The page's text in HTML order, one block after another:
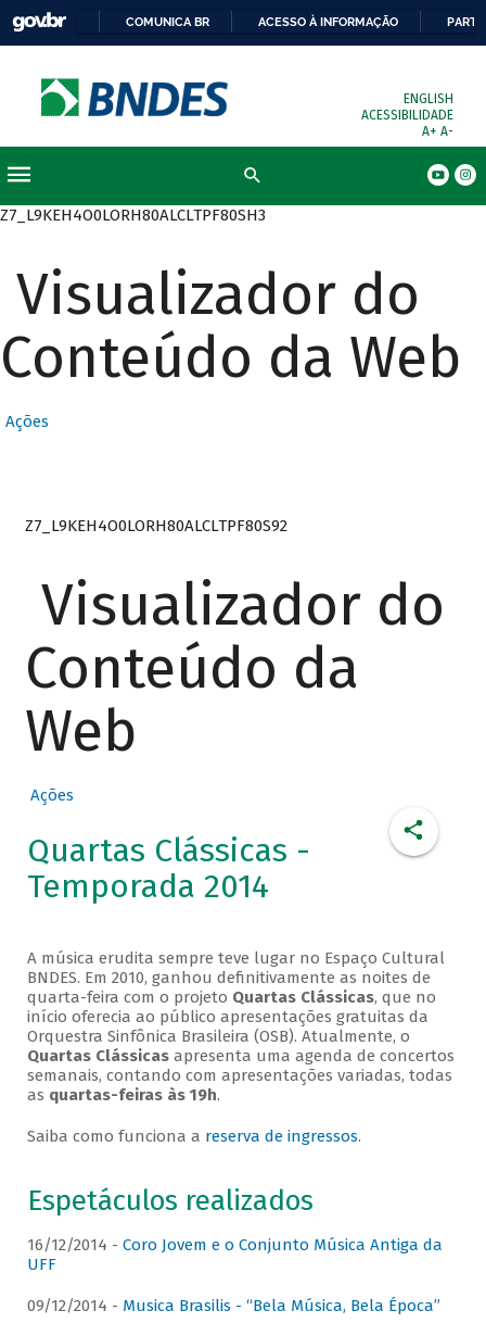
COMUNICA BR ACESSO À INFORMAÇÃO
ENGLISH
ACESSIBILIDADE
A+ A-
Z7_L9KEH4O0LORH80ALCLTPF80SH3
Visualizador do
Conteúdo da Web
Ações
Z7_L9KEH4O0LORH80ALCLTPF80S92
Visualizador do
Conteúdo da
Web
Ações
Quartas Clássicas -
Temporada 2014
A música erudita sempre teve lugar no Espaço Cultural
BNDES. Em 2010, ganhou definitivamente as noites de
quarta-feira com o projeto Quartas Clássicas, que no
início oferecia ao público apresentações gratuitas da
Orquestra Sinfônica Brasileira (OSB). Atualmente, o
Quartas Clássicasapresenta uma agenda de concertos
semanais, contando com apresentações variadas, todas
as quartas-feiras às 19h.
Saiba como funciona a reserva de ingressos.
Espetáculos realizados
16/12/2014 - Coro Jovem e o Conjunto Música Antiga da
UFF
09/12/2014 - Musica Brasilis - “Bela Música, Bela Época”